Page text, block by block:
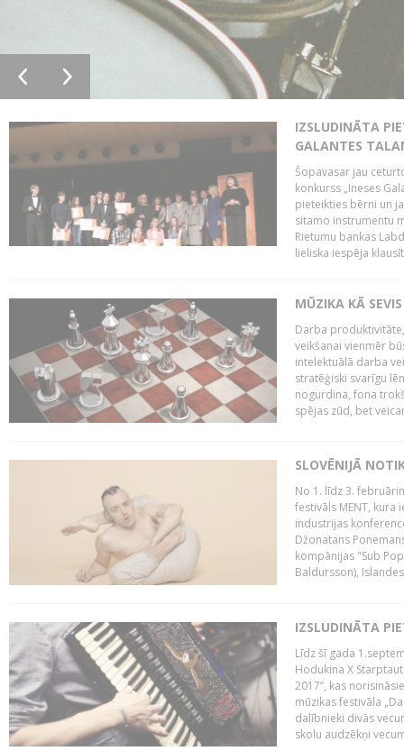
IZSLUDINĀTA
GALANTES
Šopavasar jau
konkurss „Ineses
pieteikties bērni un
sitamo instrumentu
Rietumu bankas
lieliska iespēja
MŪZIKA KĀ
Darba
veikšanai vienmēr
intelektuālā darba
stratēģiski svarīgu
nogurdina, fona
spējas zūd, bet
SLOVĒNIJĀ
No 1. līdz 3.
festivāls MENT, kura
industrijas
Džonatans
kompānijas "Sub
Baldursson),
IZSLUDINĀTA
Līdz šī gada
Hodukina X
2017”, kas
mūzikas festivāla
dalībnieki divās
skolu audzēkņi